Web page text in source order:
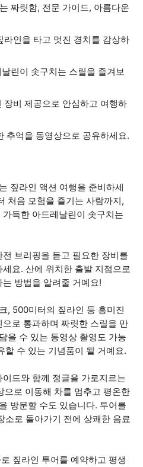
짜릿함, 전문 가이드, 아름다운
인을 타고 멋진 경치를 감상하
린이 솟구치는 스릴을 즐겨보
장비 제공으로 안심하고 여행하
추억을 동영상으로 공유하세요.
짚라인 액션 여행을 준비하세
처음 모험을 즐기는 사람까지,
득한 아드레날린이 솟구치는
브리핑을 듣고 필요한 장비를
요. 산에 위치한 출발 지점으로
방법을 알려줄 거예요!
, 500미터의 짚라인 등 흥미진
로 통과하며 짜릿한 스릴을 만
을 수 있는 동영상 촬영도 가능
할 수 있는 기념품이 될 거예요.
드와 함께 정글을 가로지르는
으로 이동해 차를 멈추고 평온한
방문할 수도 있습니다. 투어를
소로 돌아가기 전에 상쾌한 음료
짚라인 투어를 예약하고 평생